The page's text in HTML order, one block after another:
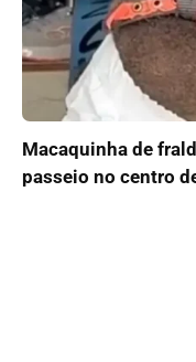
Macaquinha de
passeio no centro